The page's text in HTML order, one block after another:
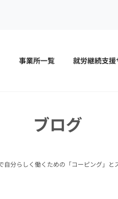
事業所一覧 就労継続支援
ブログ
自分らしく働くための「コーピング」